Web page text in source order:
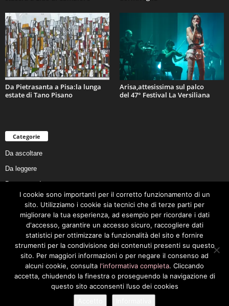
Da Pietrasanta a Pisa:la lunga
estate di Tano Pisano
Arisa,attesissima sul palco
del 47° Festival La Versiliana
Categorie
Da ascoltare
Da leggere
Da non perdere
Da conoscere
Da preservare
Da vivere
Cookie Policy
Privacy Policy
Cookie Policy
I cookie sono importanti per il corretto funzionamento di un
sito. Utilizziamo i cookie sia tecnici che di terze parti per
migliorare la tua esperienza, ad esempio per ricordare i dati
d'accesso, garantire un accesso sicuro, raccogliere dati
statistici per ottimizzare la funzionalità del sito e fornire
strumenti per la condivisione dei contenuti presenti su questo
sito. Per maggiori informazioni o per negare il consenso ad
alcuni cookie, consulta l'informativa completa. Cliccando
accetta, chiudendo la finestra o proseguendo la navigazione di
questo sito acconsenti l’uso dei cookies